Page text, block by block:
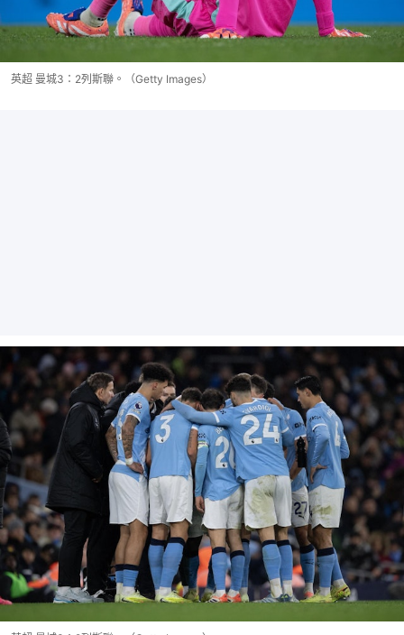
英超 曼城3：2列斯聯。（Getty Images）